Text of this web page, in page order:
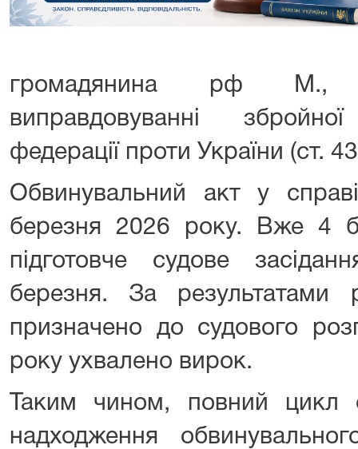
громадянина рф М.,
виправдовуванні
федерації проти України (ст.
Обвинувальний акт у
березня 2026 року. Вже 4
підготовче судове
березня. За результатами
призначено до судового
року ухвалено вирок.
Таким чином, повний цикл
надходження